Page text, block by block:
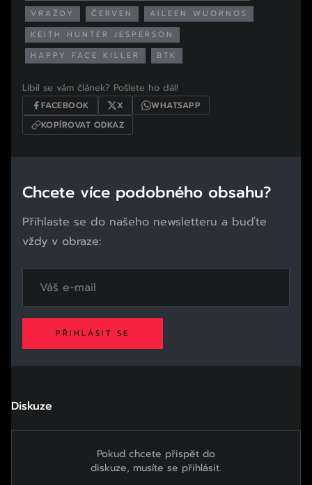
VRAŽDY
ČERVEN
AILEEN WUORNOS
KEITH HUNTER JESPERSON
HAPPY FACE KILLER
BTK
Líbil se vám článek? Pošlete ho dál!
FACEBOOK X
WHATSAPP
KOPÍROVAT ODKAZ
Chcete více podobného obsahu?
Přihlaste se do našeho newsletteru a buďte
vždy v obraze:
PŘIHLÁSIT SE
Diskuze
Pokud chcete přispět do
diskuze, musíte se přihlásit.